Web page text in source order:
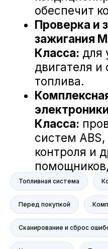
Топливная система
Перед покупкой
Сканирование и сброс
Porsche
Volkswagen
NORDCROSS
Сервис
Сервис Nissan
Сервис Mercedes-Benz
Сервис BMW
Сервис Porsche
Сервис Voyah
Сервис AITO SERES
Сервис Volkswagen
Voyah
M-Hero
AITO SERES
Nissan
Haval
Evolute